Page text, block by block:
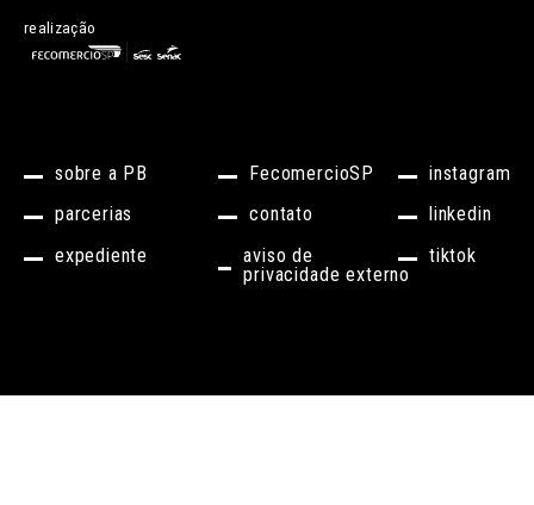
sobre a PB
parcerias
expediente
FecomercioSP
contato
aviso de
privacidade externo
instagram
linkedin
tiktok
realização